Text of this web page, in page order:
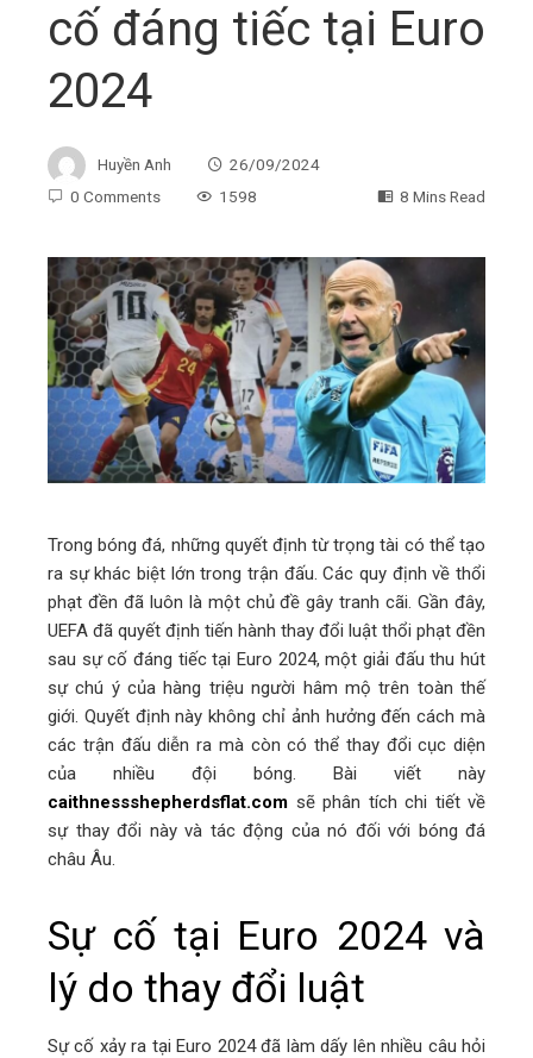
cố đáng tiếc tại Euro
2024
Huyền Anh
26/09/2024
0 Comments
1598 8 Mins Read
Trong bóng đá, những quyết định từ trọng tài có thể tạo
ra sự khác biệt lớn trong trận đấu. Các quy định về thổi
phạt đền đã luôn là một chủ đề gây tranh cãi. Gần đây,
UEFA đã quyết định tiến hành thay đổi luật thổi phạt đền
sau sự cố đáng tiếc tại Euro 2024, một giải đấu thu hút
sự chú ý của hàng triệu người hâm mộ trên toàn thế
giới. Quyết định này không chỉ ảnh hưởng đến cách mà
các trận đấu diễn ra mà còn có thể thay đổi cục diện
của nhiều đội bóng. Bài viết này
caithnessshepherdsflat.com sẽ phân tích chi tiết về
sự thay đổi này và tác động của nó đối với bóng đá
châu Âu.
Sự cố tại Euro 2024 và
lý do thay đổi luật
Sự cố xảy ra tại Euro 2024 đã làm dấy lên nhiều câu hỏi